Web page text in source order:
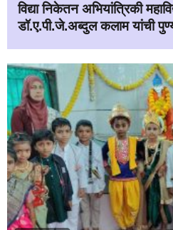
विद्या निकेतन अभियांत्रिकी
डॉ.ए.पी.जे.अब्दुल कलाम यांची